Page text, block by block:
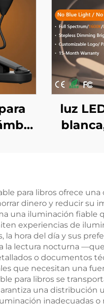
luz
para libros ofrece
dinero y reducir su
una iluminación fiable
experiencias de
la hora del día y sus
la lectura nocturna
o documentos
que necesitan una
para libros se
una distribución
inadecuadas